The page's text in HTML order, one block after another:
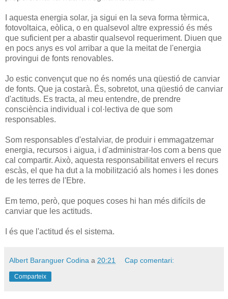
I aquesta energia solar, ja sigui en la seva forma tèrmica,
fotovoltaica, eòlica, o en qualsevol altre expressió és més
que suficient per a abastir qualsevol requeriment. Diuen que
en pocs anys es vol arribar a que la meitat de l'energia
provingui de fonts renovables.
Jo estic convençut que no és només una qüestió de canviar
de fonts. Que ja costarà. És, sobretot, una qüestió de canviar
d'actituds. Es tracta, al meu entendre, de prendre
consciència individual i col·lectiva de que som
responsables.
Som responsables d'estalviar, de produir i emmagatzemar
energia, recursos i aigua, i d'administrar-los com a bens que
cal compartir. Això, aquesta responsabilitat envers el recurs
escàs, el que ha dut a la mobilització als homes i les dones
de les terres de l'Ebre.
Em temo, però, que poques coses hi han més difícils de
canviar que les actituds.
I és que l'actitud és el sistema.
Albert Baranguer Codina a 20:21 Cap comentari:
Comparteix